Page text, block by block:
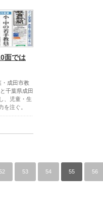
面では
・成田市教
千葉県成田
、児童・生
を注ぐ。
53 54 55 56